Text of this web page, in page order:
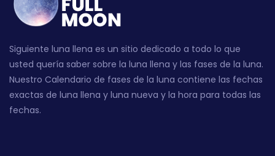
Siguiente luna llena es un sitio dedicado a todo lo que
usted quería saber sobre la luna llena y las fases de la luna.
Nuestro Calendario de fases de la luna contiene las fechas
exactas de luna llena y luna nueva y la hora para todas las
fechas.